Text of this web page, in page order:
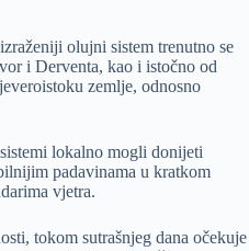
olujni sistem trenutno se
i Derventa, kao i istočno od
zemlje, odnosno
lokalno mogli donijeti
padavinama u kratkom
vjetra.
tokom sutrašnjeg dana očekuje